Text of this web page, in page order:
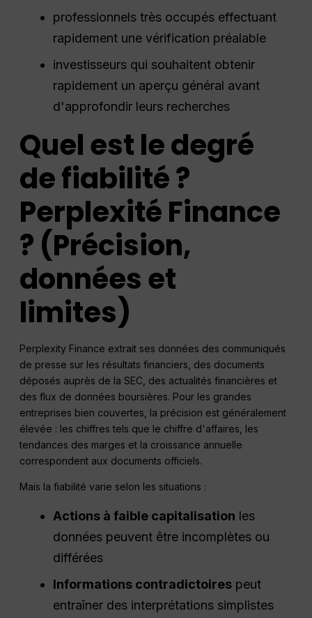
professionnels très occupés effectuant
rapidement une vérification préalable
investisseurs qui souhaitent obtenir
rapidement un aperçu général avant
d'approfondir leurs recherches
Quel est le degré
de fiabilité ?
PerplexitéFinance
? (Précision,
données et
limites)
Perplexity Finance extrait ses données des communiqués
de presse sur les résultats financiers, des documents
déposés auprès de la SEC, des actualités financières et
des flux de données boursières. Pour les grandes
entreprises bien couvertes, la précision est généralement
élevée : les chiffres tels que le chiffre d'affaires, les
tendances des marges et la croissance annuelle
correspondent aux documents officiels.
Mais la fiabilité varie selon les situations :
Actions à faible capitalisation les
données peuvent être incomplètes ou
différées
Informations contradictoires peut
entraîner des interprétations simplistes